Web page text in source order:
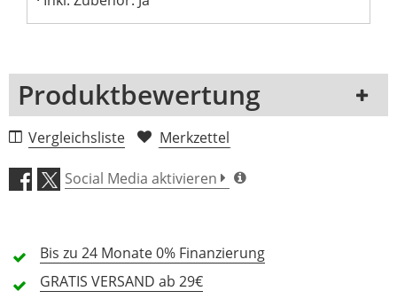
Produktbewertung
1 Rezension
5 Sterne
4 Sterne
2 Sterne
1 Sterne
Vergleichsliste Merkzettel
Social Media aktivieren
Bis zu 24 Monate0% Finanzierung
GRATIS VERSAND ab 29€